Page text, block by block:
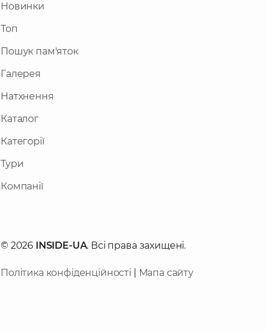
Новинки
Топ
Пошук пам'яток
Галерея
Натхнення
Каталог
Категорії
Тури
Компанії
© 2026 INSIDE-UA. Всі права захищені.
Політика конфіденційності Мапа сайту